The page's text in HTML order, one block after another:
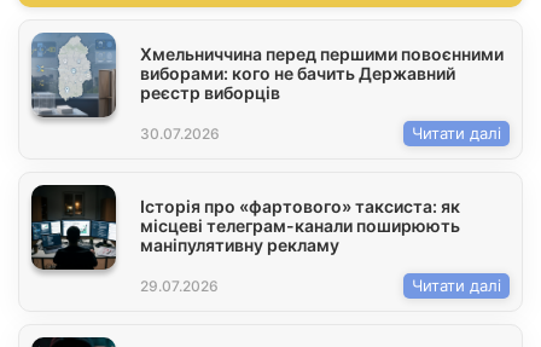
Хмельниччина перед першими повоєнними
виборами: кого не бачить Державний
реєстр виборців
30.07.2026 Читати далі
Історія про «фартового» таксиста: як
місцеві телеграм-канали поширюють
маніпулятивну рекламу
29.07.2026 Читати далі